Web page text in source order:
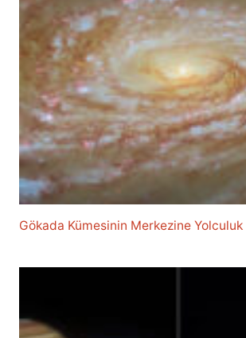
Gökada Kümesinin Merkezine Yolculuk